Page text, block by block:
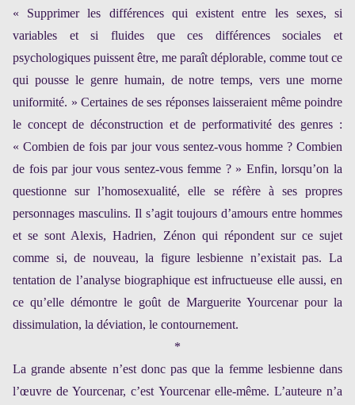
« Supprimer les différences qui existent entre les sexes, si
variables et si fluides que ces différences sociales et
psychologiques puissent être, me paraît déplorable, comme tout ce
qui pousse le genre humain, de notre temps, vers une morne
uniformité. » Certaines de ses réponses laisseraient même poindre
le concept de déconstruction et de performativité des genres :
« Combien de fois par jour vous sentez-vous homme ? Combien
de fois par jour vous sentez-vous femme ? » Enfin, lorsqu’on la
questionne sur l’homosexualité, elle se réfère à ses propres
personnages masculins. Il s’agit toujours d’amours entre hommes
et se sont Alexis, Hadrien, Zénon qui répondent sur ce sujet
comme si, de nouveau, la figure lesbienne n’existait pas. La
tentation de l’analyse biographique est infructueuse elle aussi, en
ce qu’elle démontre le goût de Marguerite Yourcenar pour la
dissimulation, la déviation, le contournement.
*
La grande absente n’est donc pas que la femme lesbienne dans
l’œuvre de Yourcenar, c’est Yourcenar elle-même. L’auteure n’a